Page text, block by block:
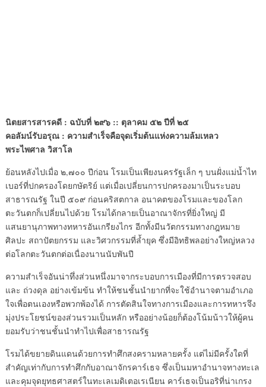
นิตยสารสารคดี : ฉบับที่ ๒๙๖ :: ตุลาคม ๕๒ ปีที่ ๒๕
คอลัมน์รับอรุณ : ความสำเร็จคือจุดเริ่มต้นแห่งความล้มเหลว
พระไพศาล วิสาโล
ย้อนหลังไปเมื่อ ๒,๗๐๐ ปีก่อน โรมเป็นเพียงนครรัฐเล็ก ๆ บนฝั่งแม่น้ำไท
เบอร์ที่ปกครองโดยกษัตริย์ แต่เมื่อเปลี่ยนการปกครองมาเป็นระบอบ
สาธารณรัฐ ในปี ๕๐๙ ก่อนคริสตกาล อนาคตของโรมและของโลก
ตะวันตกก็เปลี่ยนไปด้วย โรมได้กลายเป็นอาณาจักรที่ยิ่งใหญ่ มี
แสนยานุภาพทางทหารอันเกรียงไกร อีกทั้งมีนวัตกรรมทางกฎหมาย
ศิลปะ สถาปัตยกรรม และวิศวกรรมที่ล้ำยุค ซึ่งมีอิทธิพลอย่างใหญ่หลวง
ต่อโลกตะวันตกต่อเนื่องนานนับพันปี
ความสำเร็จอันน่าทึ่งส่วนหนึ่งมาจากระบอบการเมืองที่มีการตรวจสอบ
และ ถ่วงดุล อย่างเข้มข้น ทำให้ชนชั้นนำยากที่จะใช้อำนาจตามอำเภอ
ใจเพื่อตนเองหรือพวกพ้องได้ การตัดสินใจทางการเมืองและการทหารจึง
มุ่งประโยชน์ของส่วนรวมเป็นหลัก หรืออย่างน้อยก็ต้องโน้มน้าวให้ผู้คน
ยอมรับว่าชนชั้นนำทำไปเพื่อสาธารณรัฐ
โรมได้ขยายดินแดนด้วยการทำศึกสงครามหลายครั้ง แต่ไม่มีครั้งใดที่
สำคัญเท่ากับการทำศึกกับอาณาจักรคาร์เธจ ซึ่งเป็นมหาอำนาจทางทะเล
และคุมจุดยุทธศาสตร์ในทะเลเมดิเตอเรเนียน คาร์เธจเป็นอริที่น่าเกรง